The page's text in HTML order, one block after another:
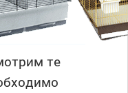
те